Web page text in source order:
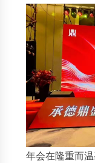
年会在隆重而